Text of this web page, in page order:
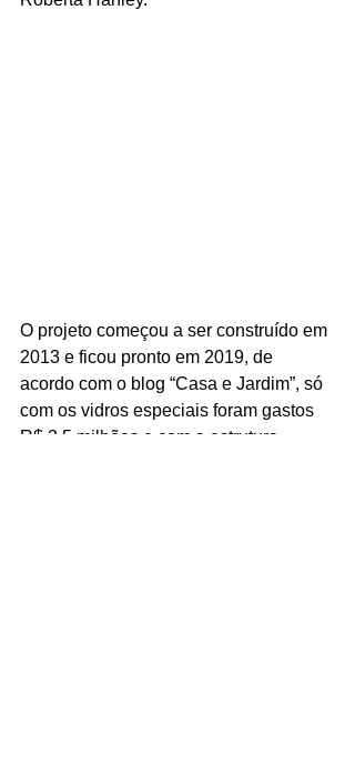
O projeto começou a ser construído em
2013 e ficou pronto em 2019, de
acordo com o blog “Casa e Jardim”, só
com os vidros especiais foram gastos
R$ 3,5 milhões e com a estrutura